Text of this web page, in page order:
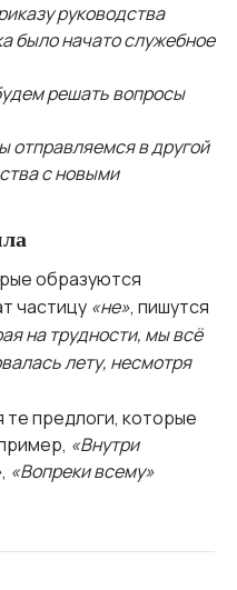
руководства
было начато служебное
решать вопросы
отправляемся в другой
с новыми
образуются
частицу «не», пишутся
на трудности, мы всё
лету, несмотря
те предлоги, которые
«Внутри
, «Вопреки всему»